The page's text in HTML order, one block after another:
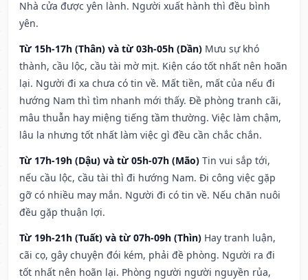
Nhà cửa được yên lành. Người xuất hành thì đều bình
yên.
Từ 15h-17h (Thân) và từ 03h-05h (Dần) Mưu sự khó
thành, cầu lộc, cầu tài mờ mịt. Kiện cáo tốt nhất nên hoãn
lại. Người đi xa chưa có tin về. Mất tiền, mất của nếu đi
hướng Nam thì tìm nhanh mới thấy. Đề phòng tranh cãi,
mâu thuẫn hay miệng tiếng tầm thường. Việc làm chậm,
lâu la nhưng tốt nhất làm việc gì đều cần chắc chắn.
Từ 17h-19h (Dậu) và từ 05h-07h (Mão) Tin vui sắp tới,
nếu cầu lộc, cầu tài thì đi hướng Nam. Đi công việc gặp
gỡ có nhiều may mắn. Người đi có tin về. Nếu chăn nuôi
đều gặp thuận lợi.
Từ 19h-21h (Tuất) và từ 07h-09h (Thìn) Hay tranh luận,
cãi cọ, gây chuyện đói kém, phải đề phòng. Người ra đi
tốt nhất nên hoãn lại. Phòng người người nguyền rủa,